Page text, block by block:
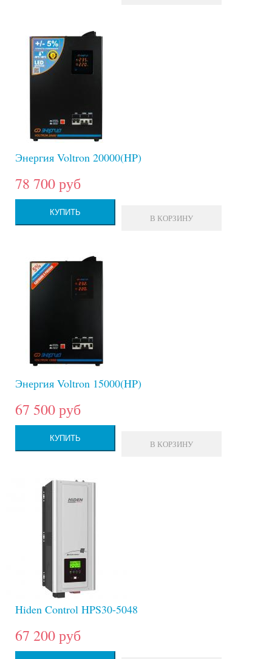
Энергия Voltron 20000(HP)
78 700 руб
КУПИТЬ
В КОРЗИНУ
Энергия Voltron 15000(HP)
67 500 руб
КУПИТЬ
В КОРЗИНУ
Hiden Control HPS30-5048
67 200 руб